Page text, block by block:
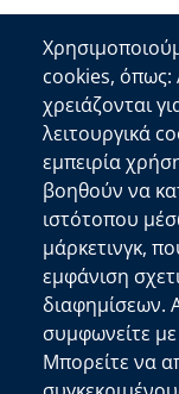
Πλατεία
Επικοινωνήστε
Χρήσιμοι
Ελληνική
Ευρωπαϊκή
cookies, όπως:
χρειάζονται
λειτουργικά
εμπειρία
βοηθούν να
ιστότοπου
μάρκετινγκ,
εμφάνιση
διαφημίσεων.
συμφωνείτε
Μπορείτε να